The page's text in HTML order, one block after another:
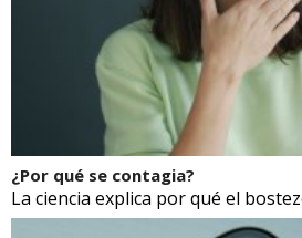
¿Por qué se contagia?
La ciencia explica por qué el